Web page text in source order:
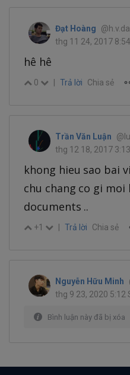
Đạt Hoàng
thg 11 24, 2017
hê hê
0 Trả lời Chia sẻ
Trần Văn Luận
thg 12 18, 2017 3:13
khong hieu sao bai
chu chang co gi moi
documents ..
+1 Trả lời Chia sẻ
Nguyễn Hữu Minh
thg 9 23, 2020 5:12
Bình luận này đã bị xóa